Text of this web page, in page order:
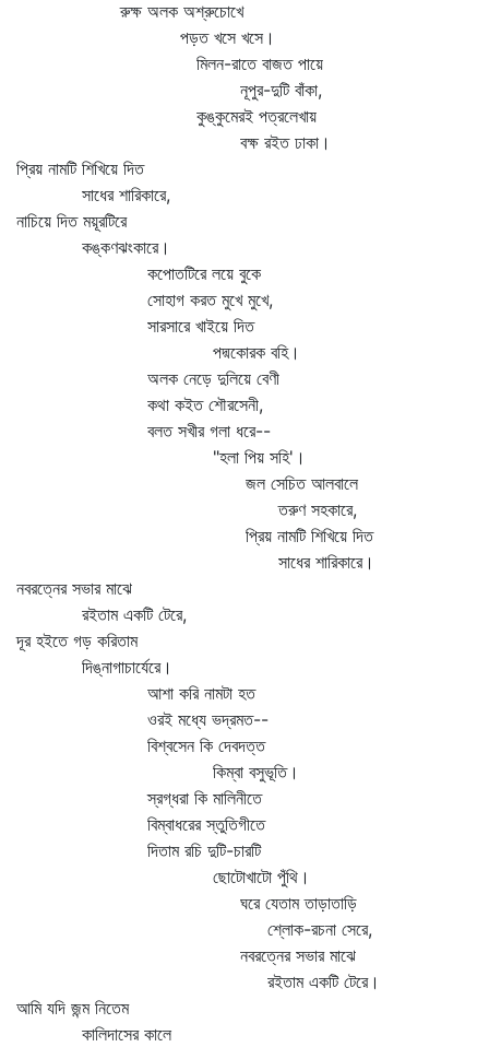
রুক্ষ অলক অশ্রুচোখে
পড়ত খসে খসে।
মিলন-রাতে বাজত পায়ে
নূপুর-দুটি বাঁকা,
কুঙ্কুমেরই পত্রলেখায়
বক্ষ রইত ঢাকা।
প্রিয় নামটি শিখিয়ে দিত
সাধের শারিকারে,
নাচিয়ে দিত ময়ূরটিরে
কঙ্কণঝংকারে।
কপোতটিরে লয়ে বুকে
সোহাগ করত মুখে মুখে,
সারসারে খাইয়ে দিত
পদ্মকোরক বহি।
অলক নেড়ে দুলিয়ে বেণী
কথা কইত শৌরসেনী,
বলত সখীর গলা ধরে--
"হলা পিয় সহি'।
জল সেচিত আলবালে
তরুণ সহকারে,
প্রিয় নামটি শিখিয়ে দিত
সাধের শারিকারে।
নবরত্নের সভার মাঝে
রইতাম একটি টেরে,
দূর হইতে গড় করিতাম
দিঙ্‌নাগাচার্যেরে।
আশা করি নামটা হত
ওরই মধ্যে ভদ্রমত--
বিশ্বসেন কি দেবদত্ত
কিম্বা বসুভূতি।
স্রগ্‌ধরা কি মালিনীতে
বিম্বাধরের স্তুতিগীতে
দিতাম রচি দুটি-চারটি
ছোটোখাটো পুঁথি।
ঘরে যেতাম তাড়াতাড়ি
শ্লোক-রচনা সেরে,
নবরত্নের সভার মাঝে
রইতাম একটি টেরে।
আমি যদি জন্ম নিতেম
কালিদাসের কালে